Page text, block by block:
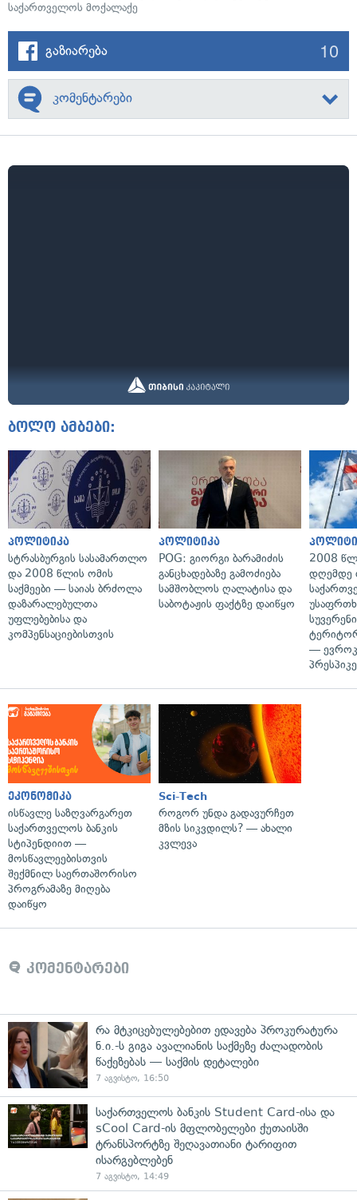
საქართველოს მოქალაქე
გაზიარება 10
კომენტარები
ბოლო ამბები:
პოლიტიკა
სტრასბურგის სასამართლო
და 2008 წლის ომის
საქმეები — საიას ბრძოლა
დაზარალებულთა
უფლებებისა და
კომპენსაციებისთვის
პოლიტიკა
POG: გიორგი ბარამიძის
განცხადებაზე გამოძიება
სამშობლოს ღალატისა და
საბოტაჟის ფაქტზე დაიწყო
2008
დღემდე
—
ეკონომიკა
ისწავლე საზღვარგარეთ
საქართველოს ბანკის
სტიპენდიით —
მოსწავლეებისთვის
შექმნილ საერთაშორისო
პროგრამაზე მიღება
დაიწყო
Sci-Tech
როგორ უნდა გადავურჩეთ
მზის სიკვდილს? — ახალი
კვლევა
კომენტარები
რა მტკიცებულებებით ედავება პროკურატურა
ნ.ი.-ს გიგა ავალიანის საქმეზე ძალადობის
წაქეზებას — საქმის დეტალები
7 აგვისტო, 16:50
საქართველოს ბანკის Student Card-ისა და
sCool Card-ის მფლობელები ქუთაისში
ტრანსპორტზე შეღავათიანი ტარიფით
ისარგებლებენ
7 აგვისტო, 14:49